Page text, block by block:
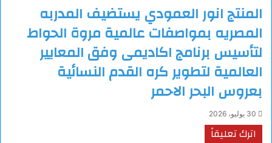
المنتج انور العمودي يستضيف المدربه
المصريه بمواصفات عالمية مروة الحواط
لتأسيس برنامج اكاديمى وفق المعايير
العالمية لتطوير كره القدم النسائية
بعروس البحر الاحمر
30 يوليو، 2026
اترك تعليقاً